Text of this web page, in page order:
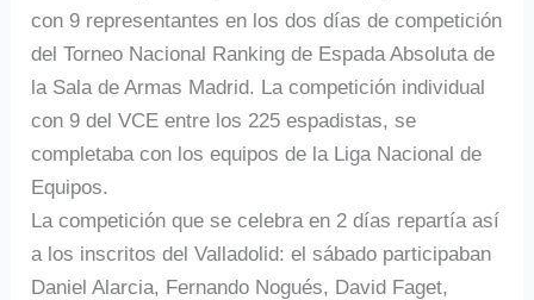
con 9 representantes en los dos días de competición
del Torneo Nacional Ranking de Espada Absoluta de
la Sala de Armas Madrid. La competición individual
con 9 del VCE entre los 225 espadistas, se
completaba con los equipos de la Liga Nacional de
Equipos.
La competición que se celebra en 2 días repartía así
a los inscritos del Valladolid: el sábado participaban
Daniel Alarcia, Fernando Nogués, David Faget,